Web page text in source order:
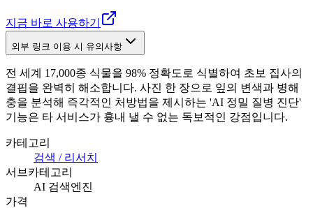
지금 바로 사용하기
외부 링크 이용 시 유의사항
전 세계 17,000종 식물을 98% 정확도로 식별하여 초보 집사의
결핍을 완벽히 해소합니다. 사진 한 장으로 잎의 변색과 병해
충을 분석해 즉각적인 처방법을 제시하는 'AI 정밀 질병 진단'
기능은 타 서비스가 흉내 낼 수 없는 독보적인 강점입니다.
카테고리
검색 / 리서치
서브카테고리
AI 검색엔진
가격